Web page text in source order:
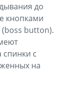
до
кнопками
(boss button).
спинки с
на